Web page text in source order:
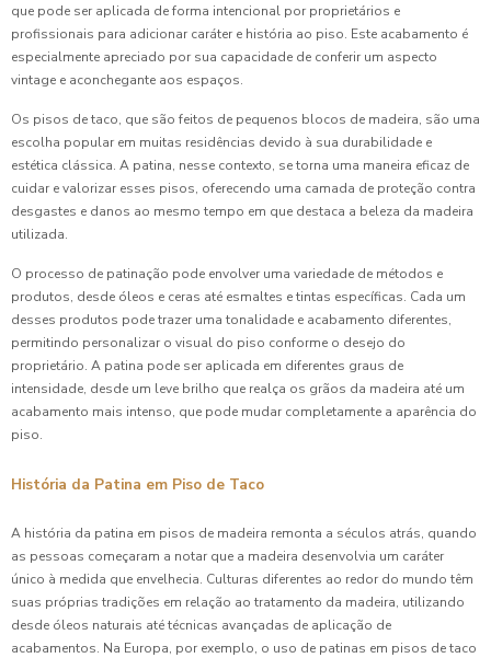
que pode ser aplicada de forma intencional por proprietários e
profissionais para adicionar caráter e história ao piso. Este acabamento é
especialmente apreciado por sua capacidade de conferir um aspecto
vintage e aconchegante aos espaços.
Os pisos de taco, que são feitos de pequenos blocos de madeira, são uma
escolha popular em muitas residências devido à sua durabilidade e
estética clássica. A patina, nesse contexto, se torna uma maneira eficaz de
cuidar e valorizar esses pisos, oferecendo uma camada de proteção contra
desgastes e danos ao mesmo tempo em que destaca a beleza da madeira
utilizada.
O processo de patinação pode envolver uma variedade de métodos e
produtos, desde óleos e ceras até esmaltes e tintas específicas. Cada um
desses produtos pode trazer uma tonalidade e acabamento diferentes,
permitindo personalizar o visual do piso conforme o desejo do
proprietário. A patina pode ser aplicada em diferentes graus de
intensidade, desde um leve brilho que realça os grãos da madeira até um
acabamento mais intenso, que pode mudar completamente a aparência do
piso.
História da Patina em Piso de Taco
A história da patina em pisos de madeira remonta a séculos atrás, quando
as pessoas começaram a notar que a madeira desenvolvia um caráter
único à medida que envelhecia. Culturas diferentes ao redor do mundo têm
suas próprias tradições em relação ao tratamento da madeira, utilizando
desde óleos naturais até técnicas avançadas de aplicação de
acabamentos. Na Europa, por exemplo, o uso de patinas em pisos de taco